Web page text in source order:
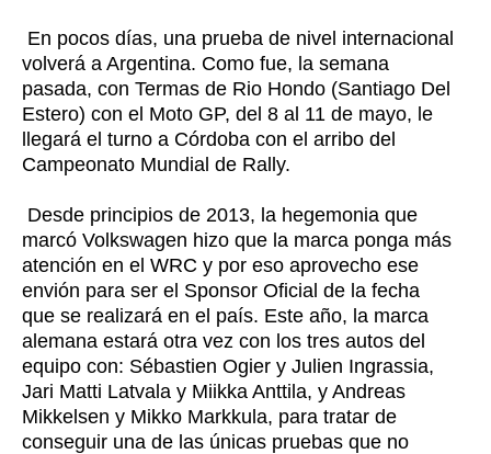
En pocos días, una prueba de nivel internacional
volverá a Argentina. Como fue, la semana
pasada, con Termas de Rio Hondo (Santiago Del
Estero) con el Moto GP, del 8 al 11 de mayo, le
llegará el turno a Córdoba con el arribo del
Campeonato Mundial de Rally.
Desde principios de 2013, la hegemonia que
marcó Volkswagen hizo que la marca ponga más
atención en el WRC y por eso aprovecho ese
envión para ser el Sponsor Oficial de la fecha
que se realizará en el país. Este año, la marca
alemana estará otra vez con los tres autos del
equipo con: Sébastien Ogier y Julien Ingrassia,
Jari Matti Latvala y Miikka Anttila, y Andreas
Mikkelsen y Mikko Markkula, para tratar de
conseguir una de las únicas pruebas que no